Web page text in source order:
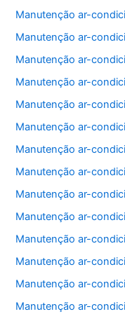
Manutenção ar-
Manutenção ar-
Manutenção ar-
Manutenção ar-
Manutenção ar-
Manutenção ar-
Manutenção ar-
Manutenção ar-
Manutenção ar-
Manutenção ar-
Manutenção ar-
Manutenção ar-
Manutenção ar-
Manutenção ar-